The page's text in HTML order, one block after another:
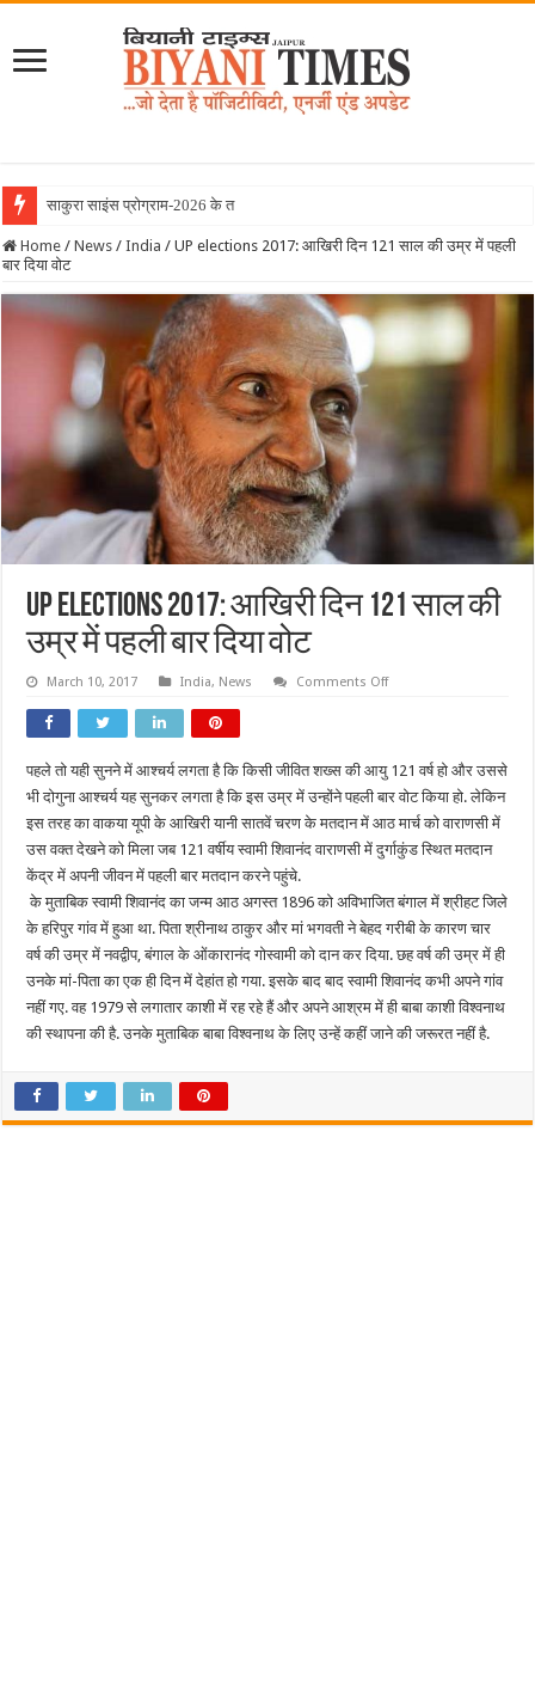
साकुरा साइंस प्रोग्राम-2026 के तहत जापान रवाना
Home / News / India / UP elections 2017: आखिरी दिन 121 साल की उम्र में पहली
बार दिया वोट
UP elections 2017: आखिरी दिन 121 साल की
उम्र में पहली बार दिया वोट
March 10, 2017 India, News Comments Offon
121
साल
की
उम्र
पहली
वोट
पहले तो यही सुनने में आश्‍चर्य लगता है कि किसी जीवित शख्‍स की आयु 121 वर्ष हो और उससे
भी दोगुना आश्‍चर्य यह सुनकर लगता है कि इस उम्र में उन्‍होंने पहली बार वोट किया हो. लेकिन
इस तरह का वाकया यूपी के आखिरी यानी सातवें चरण के मतदान में आठ मार्च को वाराणसी में
उस वक्‍त देखने को मिला जब 121 वर्षीय स्‍वामी शिवानंद वाराणसी में दुर्गाकुंड स्थित मतदान
केंद्र में अपनी जीवन में पहली बार मतदान करने पहुंचे.
के मुताबिक स्‍वामी शिवानंद का जन्‍म आठ अगस्‍त 1896 को अविभाजित बंगाल में श्रीहट जिले
के हरिपुर गांव में हुआ था. पिता श्रीनाथ ठाकुर और मां भगवती ने बेहद गरीबी के कारण चार
वर्ष की उम्र में नवद्वीप, बंगाल के ओंकारानंद गोस्‍वामी को दान कर दिया. छह वर्ष की उम्र में ही
उनके मां-पिता का एक ही दिन में देहांत हो गया. इसके बाद बाद स्‍वामी शिवानंद कभी अपने गांव
नहीं गए. वह 1979 से लगातार काशी में रह रहे हैं और अपने आश्रम में ही बाबा काशी विश्‍वनाथ
की स्‍थापना की है. उनके मुताबिक बाबा विश्‍वनाथ के लिए उन्‍हें कहीं जाने की जरूरत नहीं है.